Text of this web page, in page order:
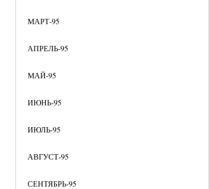
МАРТ-95
АПРЕЛЬ-95
МАЙ-95
ИЮНЬ-95
ИЮЛЬ-95
АВГУСТ-95
СЕНТЯБРЬ-95